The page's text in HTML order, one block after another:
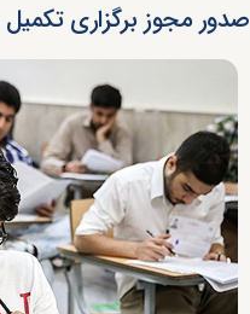
صدور مجوز برگزاری تکمیل ظرفیت